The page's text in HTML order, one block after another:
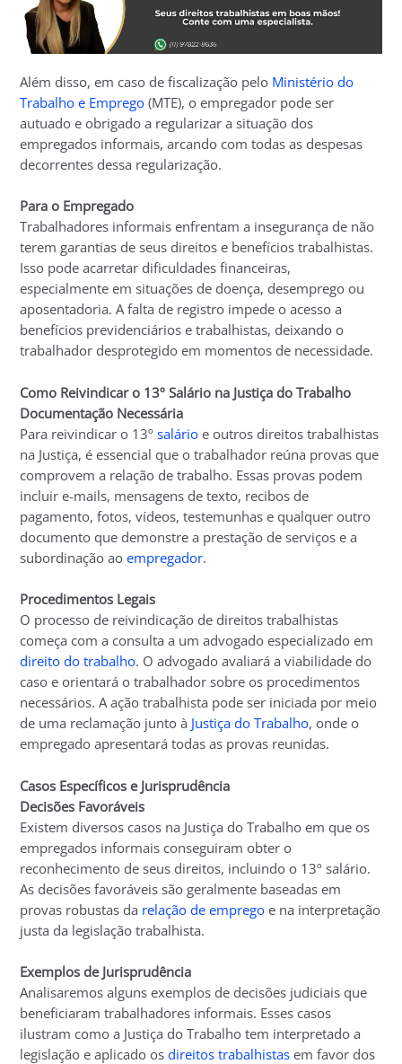
Além disso, em caso de fiscalização pelo Ministério do
Trabalho e Emprego (MTE), o empregador pode ser
autuado e obrigado a regularizar a situação dos
empregados informais, arcando com todas as despesas
decorrentes dessa regularização.
Para o Empregado
Trabalhadores informais enfrentam a insegurança de não
terem garantias de seus direitos e benefícios trabalhistas.
Isso pode acarretar dificuldades financeiras,
especialmente em situações de doença, desemprego ou
aposentadoria. A falta de registro impede o acesso a
benefícios previdenciários e trabalhistas, deixando o
trabalhador desprotegido em momentos de necessidade.
Como Reivindicar o 13º Salário na Justiça do Trabalho
Documentação Necessária
Para reivindicar o 13ºsalário e outros direitos trabalhistas
na Justiça, é essencial que o trabalhador reúna provas que
comprovem a relação de trabalho. Essas provas podem
incluir e-mails, mensagens de texto, recibos de
pagamento, fotos, vídeos, testemunhas e qualquer outro
documento que demonstre a prestação de serviços e a
subordinação aoempregador.
Procedimentos Legais
O processo de reivindicação de direitos trabalhistas
começa com a consulta a um advogado especializado em
direito do trabalho. O advogado avaliará a viabilidade do
caso e orientará o trabalhador sobre os procedimentos
necessários. A ação trabalhista pode ser iniciada por meio
de uma reclamação junto à Justiça do Trabalho, onde o
empregado apresentará todas as provas reunidas.
Casos Específicos e Jurisprudência
Decisões Favoráveis
Existem diversos casos na Justiça do Trabalho em que os
empregados informais conseguiram obter o
reconhecimento de seus direitos, incluindo o 13º salário.
As decisões favoráveis são geralmente baseadas em
provas robustas da relação de emprego e na interpretação
justa da legislação trabalhista.
Exemplos de Jurisprudência
Analisaremos alguns exemplos de decisões judiciais que
beneficiaram trabalhadores informais. Esses casos
ilustram como a Justiça do Trabalho tem interpretado a
legislação e aplicado osdireitos trabalhistas em favor dos